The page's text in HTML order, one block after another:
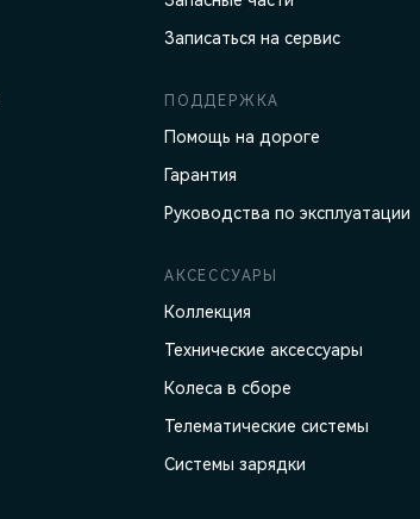
Записаться на сервис
ПОДДЕРЖКА
Помощь на дороге
Гарантия
Руководства по эксплуатации
АКСЕССУАРЫ
Коллекция
Технические аксессуары
Колеса в сборе
Телематические системы
Системы зарядки